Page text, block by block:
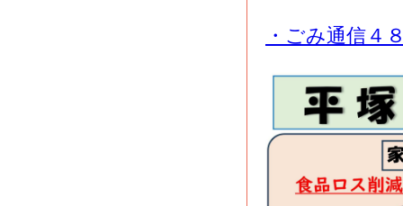
・ごみ通信４